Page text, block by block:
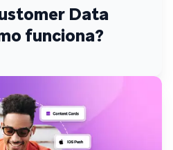
Data
funciona?